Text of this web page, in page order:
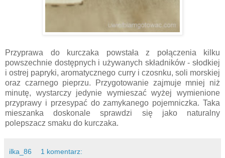
Przyprawa do kurczaka powstała z połączenia kilku
powszechnie dostępnych i używanych składników - słodkiej
i ostrej papryki, aromatycznego curry i czosnku, soli morskiej
oraz czarnego pieprzu. Przygotowanie zajmuje mniej niż
minutę, wystarczy jedynie wymieszać wyżej wymienione
przyprawy i przesypać do zamykanego pojemniczka. Taka
mieszanka doskonale sprawdzi się jako naturalny
polepszacz smaku do kurczaka.
ilka_86 1 komentarz: